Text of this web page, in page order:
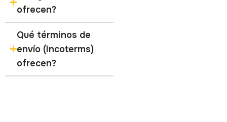
ofrecen?
Qué términos de
envío (Incoterms)
ofrecen?